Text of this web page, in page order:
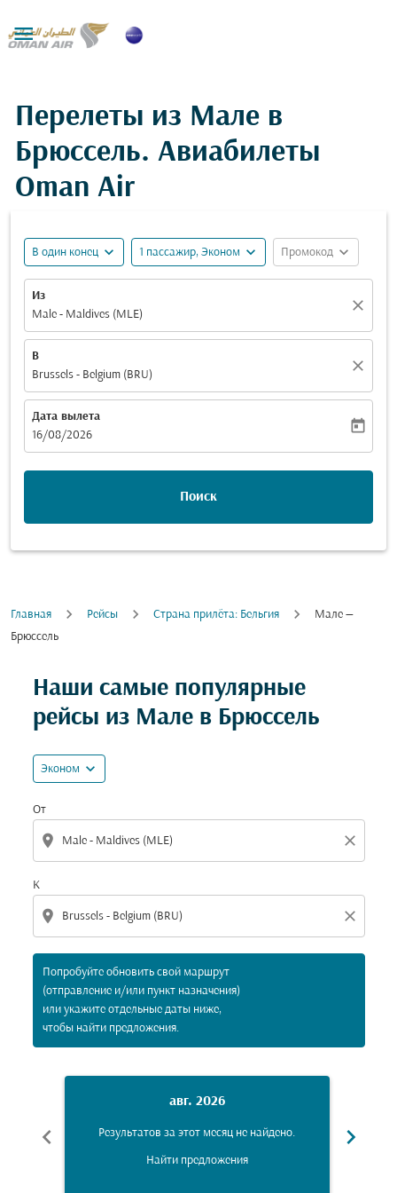

Перелеты из Мале в
Брюссель. Авиабилеты
Oman Air
В один конец expand_more 1 пассажир, Эконом expand_more Промокод expand_more
Из
Male - Maldives (MLE)
close
В
Brussels - Belgium (BRU)
close
Дата вылета
fc-booking-departure-date-aria-label
16/08/2026
today
Поиск
Главная Рейсы Cтрана прилёта: Бельгия
Мале —
Брюссель
Наши самые популярные
рейсы из Мале в Брюссель
Эконом expand_more
От
location_on close
К
location_on close
Попробуйте обновить свой маршрут
(отправление и/или пункт назначения)
или укажите отдельные даты ниже,
чтобы найти предложения.
Попробуйте обновить свой маршрут
chevron_left
авг. 2026
Результатов за этот месяц не найдено.
Найти предложения
chevron_right